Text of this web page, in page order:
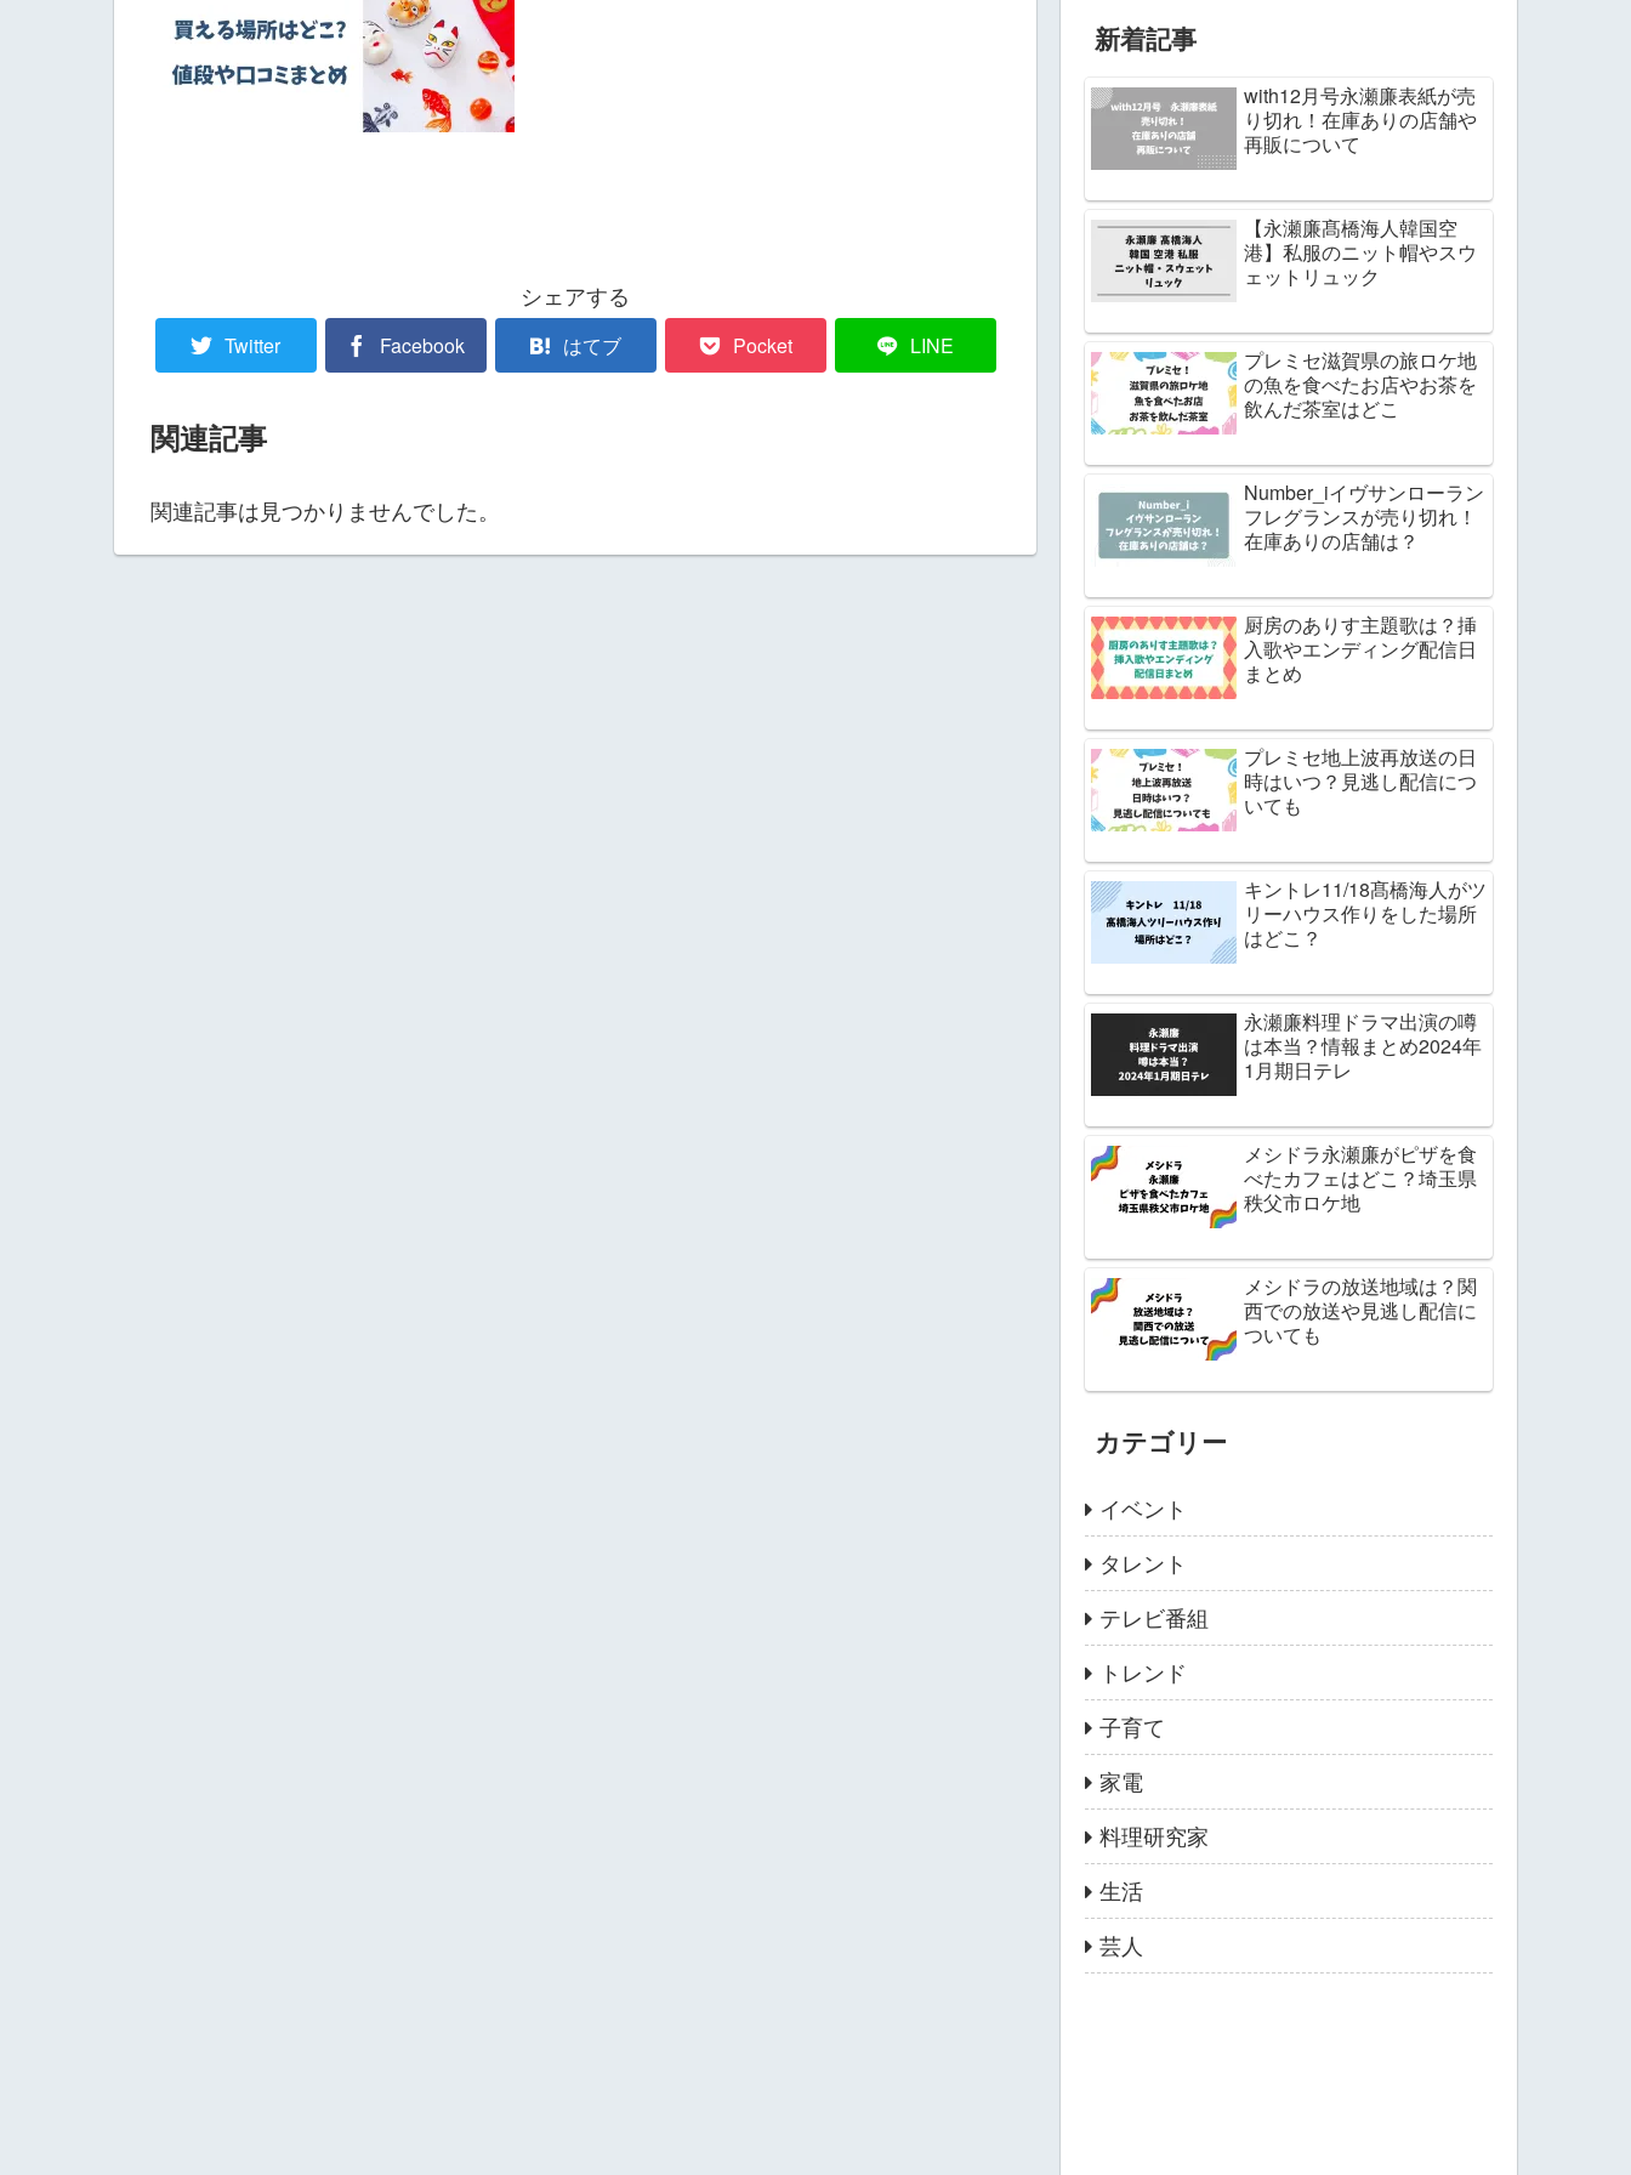
シェアする
Twitter Facebook はてブ Pocket LINE
関連記事
関連記事は見つかりませんでした。
新着記事
with12月号永瀬廉表紙が売
り切れ！在庫ありの店舗や
再販について
【永瀬廉髙橋海人韓国空
港】私服のニット帽やスウ
ェットリュック
プレミセ滋賀県の旅ロケ地
の魚を食べたお店やお茶を
飲んだ茶室はどこ
Number_iイヴサンローラン
フレグランスが売り切れ！
在庫ありの店舗は？
厨房のありす主題歌は？挿
入歌やエンディング配信日
まとめ
プレミセ地上波再放送の日
時はいつ？見逃し配信につ
いても
キントレ11/18髙橋海人がツ
リーハウス作りをした場所
はどこ？
永瀬廉料理ドラマ出演の噂
は本当？情報まとめ2024年
1月期日テレ
メシドラ永瀬廉がピザを食
べたカフェはどこ？埼玉県
秩父市ロケ地
メシドラの放送地域は？関
西での放送や見逃し配信に
ついても
カテゴリー
イベント
タレント
テレビ番組
トレンド
子育て
家電
料理研究家
生活
芸人